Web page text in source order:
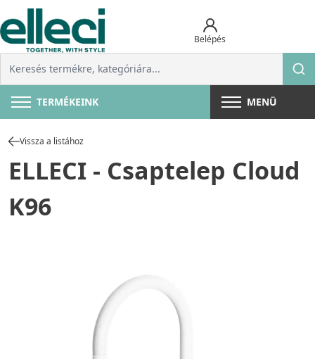
Belépés
TERMÉKEINK MENÜ
Vissza a listához
ELLECI - Csaptelep Cloud
K96